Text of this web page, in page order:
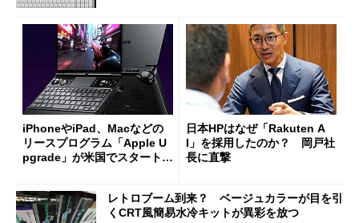
iPhoneやiPad、Macなどの
リースプログラム「Apple U
pgrade」が米国でスタート／
ut」が明...
日本HPはなぜ「Rakuten A
I」を採用したのか？ 岡戸社
長に直撃
レトロブーム到来？ ベージュカラーが目を引
くCRT風簡易水冷キットが異彩を放つ